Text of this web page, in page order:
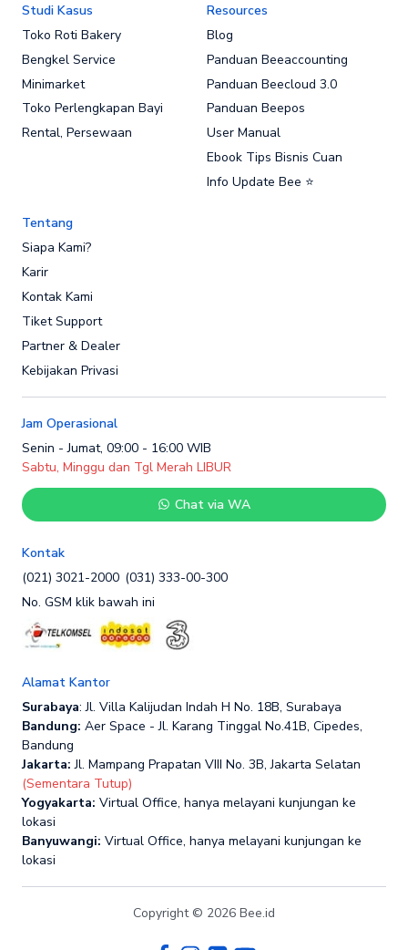
Studi Kasus
Toko Roti Bakery
Bengkel Service
Minimarket
Toko Perlengkapan Bayi
Rental, Persewaan
Resources
Blog
Panduan Beeaccounting
Panduan Beecloud 3.0
Panduan Beepos
User Manual
Ebook Tips Bisnis Cuan
Info Update Bee ⭐
Tentang
Siapa Kami?
Karir
Kontak Kami
Tiket Support
Partner & Dealer
Kebijakan Privasi
Jam Operasional
Senin - Jumat, 09:00 - 16:00 WIB
Sabtu, Minggu dan Tgl Merah LIBUR
Chat via WA
Kontak
(021) 3021-2000 (031) 333-00-300
No. GSM klik bawah ini
Alamat Kantor
Surabaya: Jl. Villa Kalijudan Indah H No. 18B, Surabaya
Bandung: Aer Space - Jl. Karang Tinggal No.41B, Cipedes,
Bandung
Jakarta: Jl. Mampang Prapatan VIII No. 3B, Jakarta Selatan
(Sementara Tutup)
Yogyakarta: Virtual Office, hanya melayani kunjungan ke
lokasi
Banyuwangi: Virtual Office, hanya melayani kunjungan ke
lokasi
Copyright © 2026 Bee.id